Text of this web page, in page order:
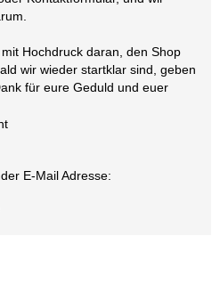
Hochdruck daran, den Shop
wir wieder startklar sind, geben
für eure Geduld und euer
E-Mail Adresse: